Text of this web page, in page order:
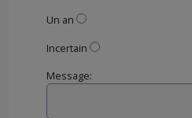
Un an
Incertain
Message: